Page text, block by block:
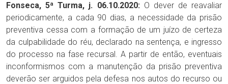
Fonseca, 5ª Turma, j. 06.10.2020: O dever de reavaliar
periodicamente, a cada 90 dias, a necessidade da prisão
preventiva cessa com a formação de um juízo de certeza
da culpabilidade do réu, declarado na sentença, e ingresso
do processo na fase recursal. A partir de então, eventuais
inconformismos com a manutenção da prisão preventiva
deverão ser arguidos pela defesa nos autos do recurso ou